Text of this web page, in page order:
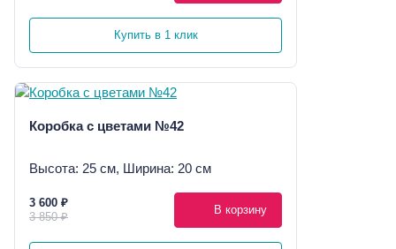
Купить в 1 клик
Коробка с цветами №42
Высота: 25 см, Ширина: 20 см
3 600 ₽
3 850 ₽
В корзину